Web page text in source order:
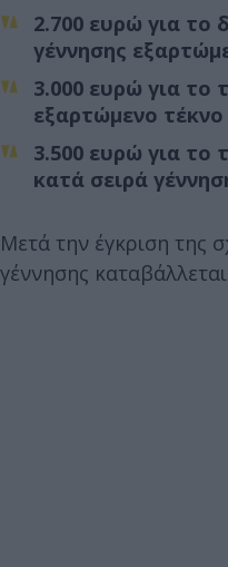
2.700 ευρώ για το
γέννησης
3.000 ευρώ για το
εξαρτώμενο τέκνο
3.500 ευρώ για το
κατά σειρά
Μετά την έγκριση της
γέννησης